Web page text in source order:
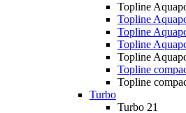
Topline
Topline
Topline
Topline
Topline
Topline
Topline
Turbo
Turbo 21